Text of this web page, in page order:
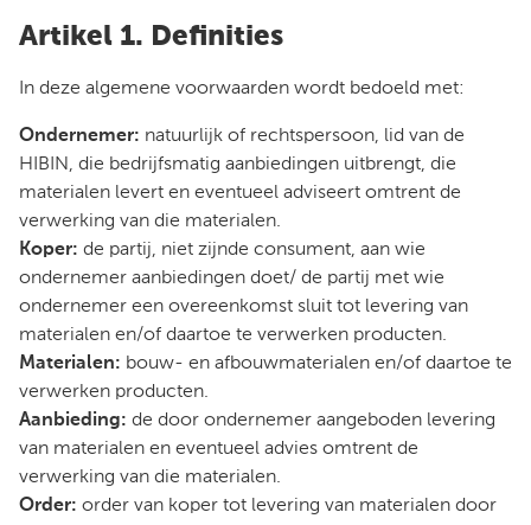
Artikel 1. Definities
In deze algemene voorwaarden wordt bedoeld met:
Ondernemer: natuurlijk of rechtspersoon, lid van de
HIBIN, die bedrijfsmatig aanbiedingen uitbrengt, die
materialen levert en eventueel adviseert omtrent de
verwerking van die materialen.
Koper: de partij, niet zijnde consument, aan wie
ondernemer aanbiedingen doet/ de partij met wie
ondernemer een overeenkomst sluit tot levering van
materialen en/of daartoe te verwerken producten.
Materialen: bouw- en afbouwmaterialen en/of daartoe te
verwerken producten.
Aanbieding: de door ondernemer aangeboden levering
van materialen en eventueel advies omtrent de
verwerking van die materialen.
Order: order van koper tot levering van materialen door